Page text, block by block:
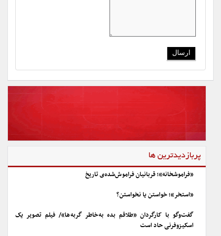
پربازدیدترین ها
«فراموشخانه»؛ قربانیان فراموش‌شده‌ی تاریخ
«استخر»؛ خواستن یا نخواستن؟
گفت‌وگو با کارگردان «طلاقم بده به خاطر گربه ها»/ فیلم تصویر یک
اسکیزوفرنی حاد است